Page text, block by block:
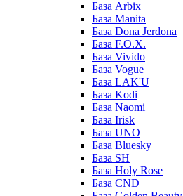
База Arbix
База Manita
База Dona Jerdona
База F.O.X.
База Vivido
База Vogue
База LAK'U
База Kodi
База Naomi
База Irisk
База UNO
База Bluesky
База SH
База Holy Rose
База CND